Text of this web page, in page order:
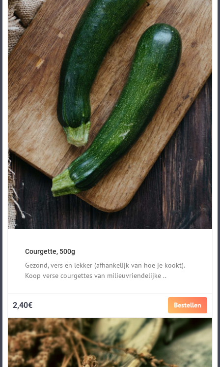
Courgette, 500g
Gezond, vers en lekker (afhankelijk van hoe je kookt).
Koop verse courgettes van milieuvriendelijke ..
Bestellen
2,40€